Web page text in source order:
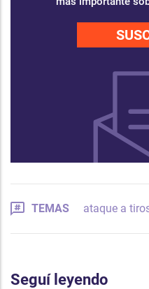
TEMAS ataque a
Seguí leyendo